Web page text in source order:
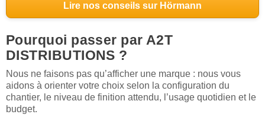
Lire nos conseils sur Hörmann
Pourquoi passer par A2T
DISTRIBUTIONS ?
Nous ne faisons pas qu’afficher une marque : nous vous
aidons à orienter votre choix selon la configuration du
chantier, le niveau de finition attendu, l’usage quotidien et le
budget.